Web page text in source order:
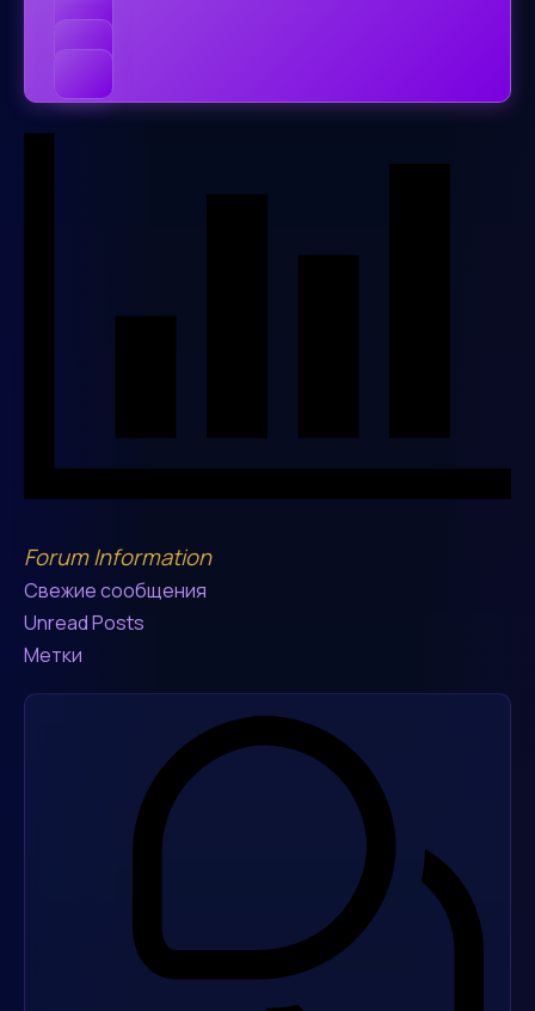
Forum Information
Свежие сообщения
Unread Posts
Метки